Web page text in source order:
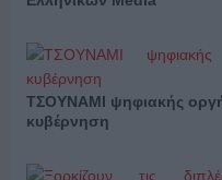
ΤΣΟΥΝΑΜΙ ψηφιακής
κυβέρνηση